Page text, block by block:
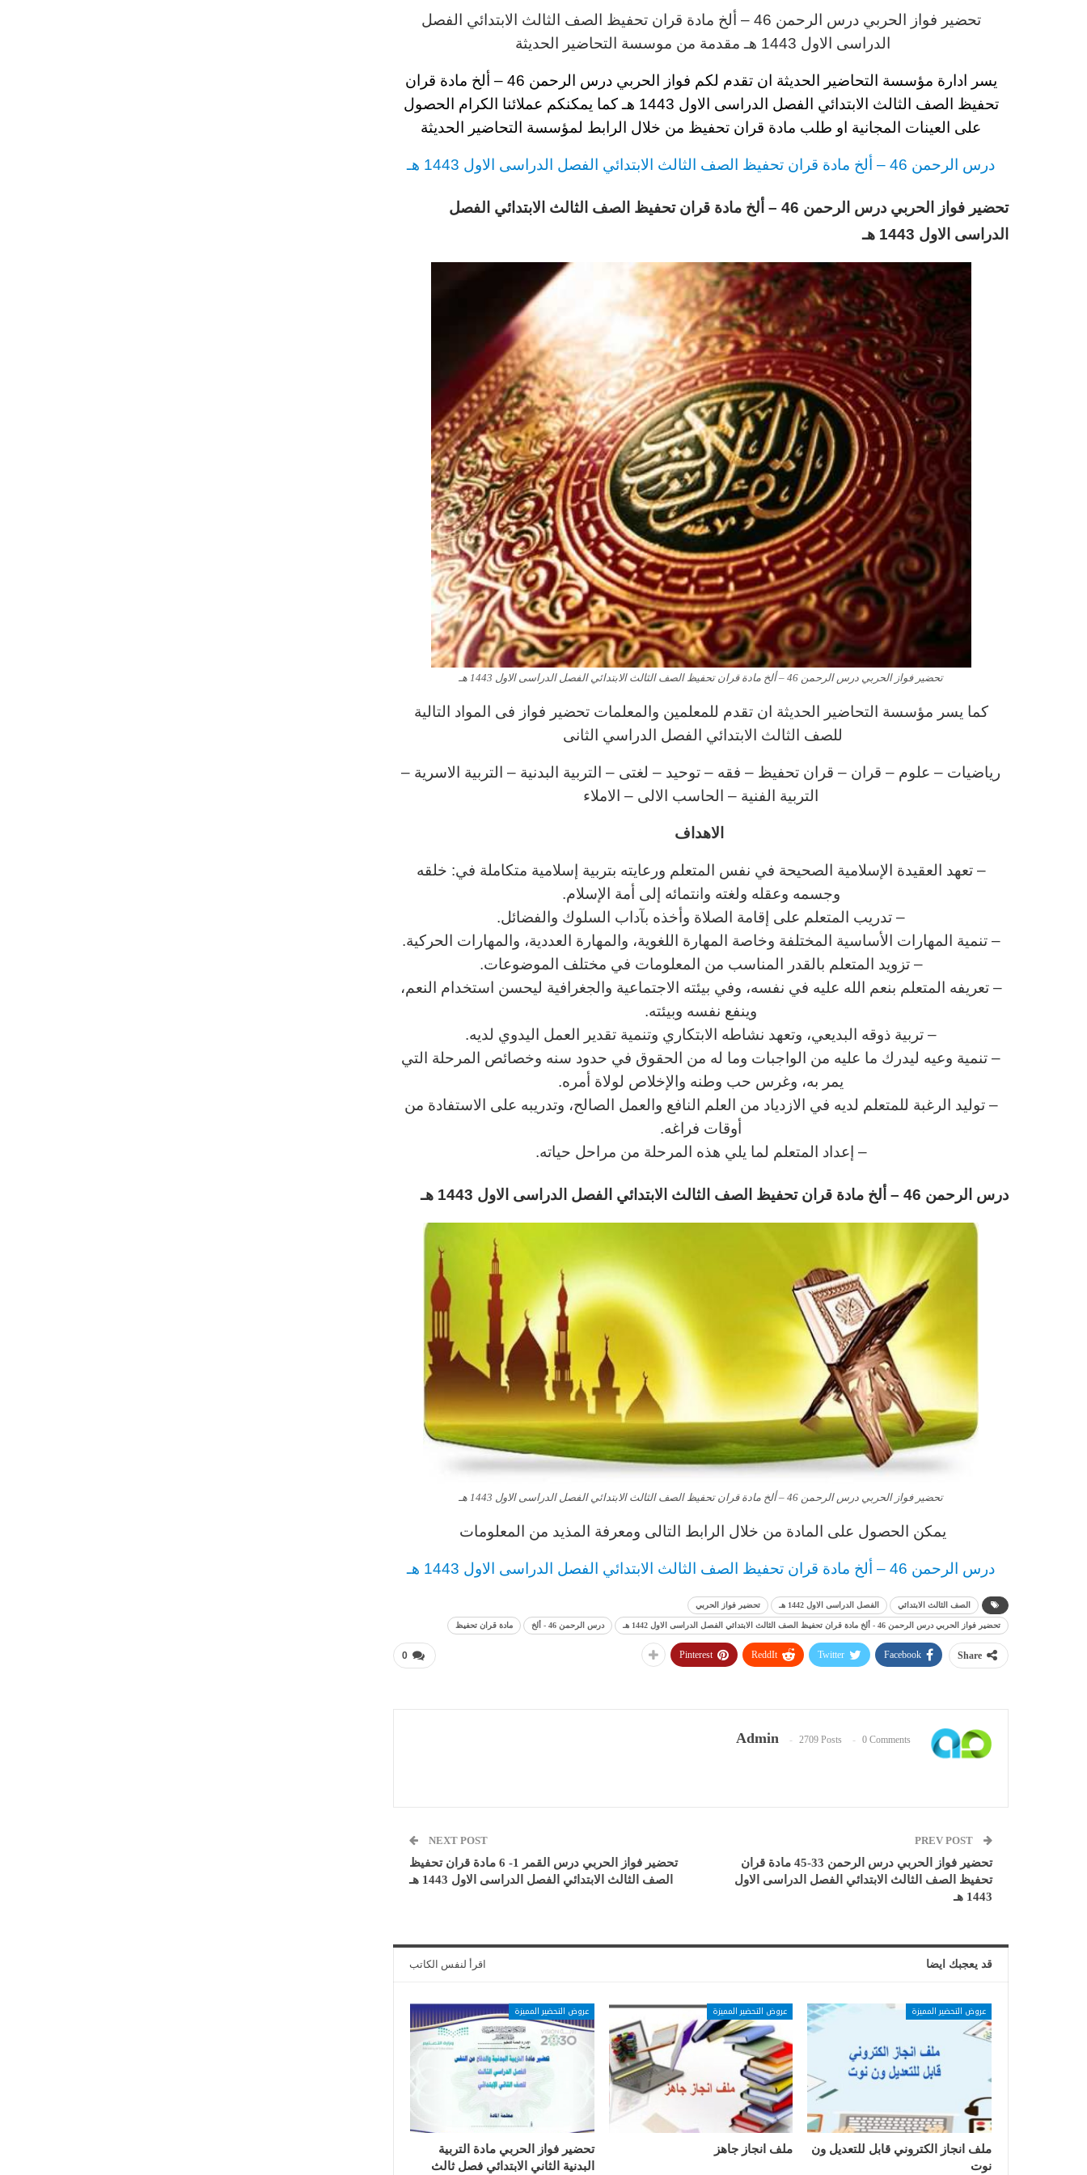
تحضير فواز الحربي درس الرحمن 46 – ألخ مادة قران تحفيظ الصف الثالث الابتدائي الفصل
الدراسى الاول 1443 هـ
مقدمة من موسسة التحاضير الحديثة
يسر ادارة مؤسسة التحاضير الحديثة ان تقدم لكم
فواز الحربي درس الرحمن 46 – ألخ مادة قران
تحفيظ الصف الثالث الابتدائي الفصل الدراسى الاول 1443 هـكما يمكنكم عملائنا الكرام الحصول
على العينات المجانية او طلب مادة قران تحفيظ من خلال الرابط لمؤسسة التحاضير الحديثة
درس الرحمن 46 – ألخ مادة قران تحفيظ الصف الثالث الابتدائي الفصل الدراسى الاول 1443 هـ
تحضير فواز الحربي درس الرحمن 46 – ألخ مادة قران تحفيظ الصف الثالث الابتدائي الفصل
الدراسى الاول 1443 هـ
تحضير فواز الحربي درس الرحمن 46 – ألخ مادة قران تحفيظ الصف الثالث الابتدائي الفصل الدراسى الاول 1443 هـ
كما يسر مؤسسة التحاضير الحديثة ان تقدم للمعلمين والمعلمات تحضير فواز فى المواد التالية
للصف الثالث الابتدائي الفصل الدراسي الثانى
رياضيات – علوم – قران – قران تحفيظ – فقه – توحيد – لغتى – التربية البدنية – التربية الاسرية –
التربية الفنية – الحاسب الالى – الاملاء
الاهداف
– تعهد العقيدة الإسلامية الصحيحة في نفس المتعلم ورعايته بتربية إسلامية متكاملة في: خلقه
وجسمه وعقله ولغته وانتمائه إلى أمة الإسلام.
– تدريب المتعلم على إقامة الصلاة وأخذه بآداب السلوك والفضائل.
– تنمية المهارات الأساسية المختلفة وخاصة المهارة اللغوية، والمهارة العددية، والمهارات الحركية.
– تزويد المتعلم بالقدر المناسب من المعلومات في مختلف الموضوعات.
– تعريفه المتعلم بنعم الله عليه في نفسه، وفي بيئته الاجتماعية والجغرافية ليحسن استخدام النعم،
وينفع نفسه وبيئته.
– تربية ذوقه البديعي، وتعهد نشاطه الابتكاري وتنمية تقدير العمل اليدوي لديه.
– تنمية وعيه ليدرك ما عليه من الواجبات وما له من الحقوق في حدود سنه وخصائص المرحلة التي
يمر به، وغرس حب وطنه والإخلاص لولاة أمره.
– توليد الرغبة للمتعلم لديه في الازدياد من العلم النافع والعمل الصالح، وتدريبه على الاستفادة من
أوقات فراغه.
– إعداد المتعلم لما يلي هذه المرحلة من مراحل حياته.
درس الرحمن 46 – ألخ مادة قران تحفيظ الصف الثالث الابتدائي الفصل الدراسى الاول 1443 هـ
تحضير فواز الحربي درس الرحمن 46 – ألخ مادة قران تحفيظ الصف الثالث الابتدائي الفصل الدراسى الاول 1443 هـ
يمكن الحصول على المادة من خلال الرابط التالى ومعرفة المذيد من المعلومات
درس الرحمن 46 – ألخ مادة قران تحفيظ الصف الثالث الابتدائي الفصل الدراسى الاول 1443 هـ
الصف الثالث الابتدائي الفصل الدراسى الاول 1442 هـ تحضير فواز الحربي
تحضير فواز الحربي درس الرحمن 46 - ألخ مادة قران تحفيظ الصف الثالث الابتدائي الفصل الدراسى الاول 1442 هـ درس الرحمن 46 - ألخ مادة قران تحفيظ
0 Share
Facebook
Twitter
ReddIt
Pinterest
Admin 2709 Posts 0 Comments
تحضير فواز الحربي درس الرحمن 33-45 مادة قران
تحفيظ الصف الثالث الابتدائي الفصل الدراسى الاول
1443 هـ
NEXT POST
تحضير فواز الحربي درس القمر 1- 6 مادة قران تحفيظ
الصف الثالث الابتدائي الفصل الدراسى الاول 1443 هـ
قد يعجبك ايضا اقرأ لنفس الكاتب
عروض التحضير المميزة
ملف انجاز الكتروني قابل للتعديل ون
نوت
عروض التحضير المميزة
ملف انجاز جاهز
عروض التحضير المميزة
تحضير فواز الحربي مادة التربية
البدنية الثاني الابتدائي فصل ثالث